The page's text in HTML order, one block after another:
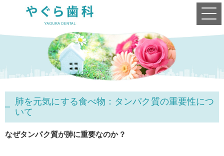
肺を元気にする食べ物：タンパク質の重要性につ
いて
なぜタンパク質が肺に重要なのか？